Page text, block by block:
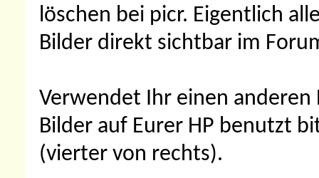
löschen bei picr. Eigentlich
Bilder direkt sichtbar im
Verwendet Ihr einen
Bilder auf Eurer HP benutzt
(vierter von rechts).